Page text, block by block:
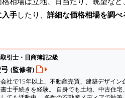
入手したり、 詳細な価格相場を調べ
引士・日商簿記2級
(監修者)
社で15年以上、不動産売買、建築デザイ
士手続きを経験。 自身でも土地、中古住